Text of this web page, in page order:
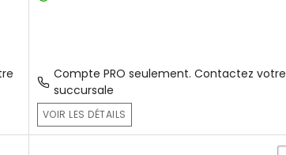
Compte PRO seulement. Contactez votre
succursale
VOIR LES DÉTAILS